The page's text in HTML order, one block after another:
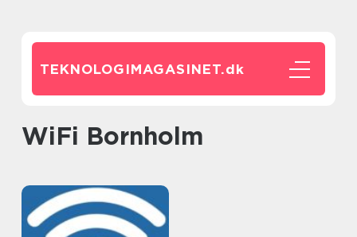
TEKNOLOGIMAGASINET.dk
WiFi Bornholm